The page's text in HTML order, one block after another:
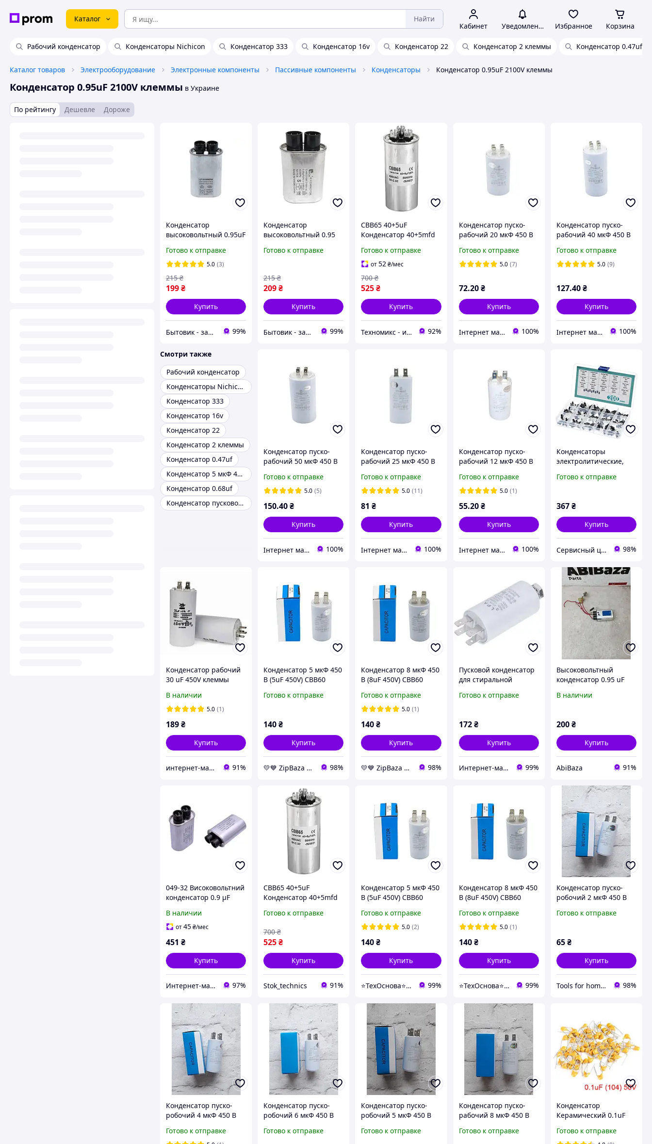
Каталог Найти
Кабинет Уведомления Избранное Корзина
Рабочий конденсатор Конденсаторы Nichicon Конденсатор 333 Конденсатор 16v Конденсатор 22 Конденсатор 2 клеммы Конденсатор 0.47uf
Каталог товаров Электрооборудование Электронные компоненты Пассивные компоненты Конденсаторы Конденсатор 0.95uF 2100V клеммы
Конденсатор 0.95uF 2100V клеммы в Украине
По рейтингу Дешевле Дороже
Конденсатор
высоковольтный 0.95uF
СВЧ печи
Готово к отправке
5.0 (3)
199₴
215 ₴
Купить
Бытовик - запчасти для бытовой техники 99%
Конденсатор
высоковольтный 0.95
для СВЧ печи
Готово к отправке
209₴
215 ₴
Купить
Бытовик - запчасти для бытовой техники 99%
CBB65 40+5uF
Конденсатор 40+5mfd
корпус с 3 клеммами
Готово к отправке
от52₴/мес
525₴
700 ₴
Купить
Техномикс - интернет - магазин качественной техники, электроники и других товаров для дома и работы 92%
Конденсатор пуско-
рабочий 20 мкФ 450 В
клеммами (ТМ Piranil)
Готово к отправке
5.0 (7)
72.20 ₴
Купить
Інтернет магазин "PIRANIL" 100%
Конденсатор пуско-
рабочий 40 мкФ 450 В
клеммами (ТМ Piranil)
Готово к отправке
5.0 (9)
127.40₴
Купить
Інтернет магазин "PIRANIL" 100%
Смотри также
Рабочий конденсатор
Конденсаторы Nichicon
Конденсатор 333
Конденсатор 16v
Конденсатор 22
Конденсатор 2 клеммы
Конденсатор 0.47uf
Конденсатор 5 мкФ 450 V с клеммами
Конденсатор 0.68uf
Конденсатор пусковой 25 мкф клеммы
Конденсатор пуско-
рабочий 50 мкФ 450 В
клеммами (ТМ Piranil)
Готово к отправке
5.0 (5)
150.40₴
Купить
Інтернет магазин "PIRANIL" 100%
Конденсатор пуско-
рабочий 25 мкФ 450 В
клеммами (ТМ Piranil)
Готово к отправке
5.0 (11)
81 ₴
Купить
Інтернет магазин "PIRANIL" 100%
Конденсатор пуско-
рабочий 12 мкФ 450 В
клеммами (ТМ Piranil)
Готово к отправке
5.0 (1)
55.20 ₴
Купить
Інтернет магазин "PIRANIL" 100%
Конденсаторы
электролитические,
значений 0.1 1000uF,
Готово к отправке
367₴
Купить
Сервисный центр Экран 98%
Конденсатор рабочий
30 uF 450V клеммы
В наличии
5.0 (1)
189₴
Купить
интернет-магазин «MK» 91%
Конденсатор 5 мкФ 450
В (5uF 450V) CBB60
клеммами (Piranil) -
Готово к отправке
140₴
Купить
💛💙️ ZipBaza 💛💙️ запчасти для бытовой техники 98%
Конденсатор 8 мкФ 450
В (8uF 450V) CBB60
клеммами (Piranil) -
конденсаторы
Готово к отправке
5.0 (1)
140₴
Купить
💛💙️ ZipBaza 💛💙️ запчасти для бытовой техники 98%
Пусковой конденсатор
для стиральной
CBB60 34x70mm (4
Готово к отправке
172 ₴
Купить
Интернет-магазин «Dragon Parts» 99%
Высоковольтный
конденсатор 0.95 uF
В наличии
200₴
Купить
AbiBaza 91%
049-32 Високовольтний
конденсатор 0.9 µF
В наличии
от45₴/мес
451 ₴
Купить
Интернет-магазин "Myspares" 97%
CBB65 40+5uF
Конденсатор 40+5mfd
корпус с 3 клеммами
Готово к отправке
525₴
700 ₴
Купить
Stok_technics 91%
Конденсатор 5 мкФ 450
В (5uF 450V) CBB60
клеммами (Piranil)
Готово к отправке
5.0 (2)
140₴
Купить
⭐️ТехОснова⭐️ - оригинальные запчасти в технику для дома 99%
Конденсатор 8 мкФ 450
В (8uF 450V) CBB60
клеммами (Piranil)
Готово к отправке
5.0 (1)
140 ₴
Купить
⭐️ТехОснова⭐️ - оригинальные запчасти в технику для дома 99%
Конденсатор пуско-
робочий 2 мкФ 450 В
клемами (ТМ Piranil)
Готово к отправке
65₴
Купить
Tools for home -Інструменти для дому 98%
Конденсатор пуско-
робочий 4 мкФ 450 В
клемами (ТМ Piranil)
Готово к отправке
Конденсатор пуско-
робочий 6 мкФ 450 В
клемами (ТМ Piranil)
Готово к отправке
Конденсатор пуско-
робочий 5 мкФ 450 В
клемами (ТМ Piranil)
Готово к отправке
Конденсатор пуско-
рабочий 8 мкФ 450 В
клеммами (ТМ Piranil)
Готово к отправке
Конденсатор
Керамический 0.1uF
Готово к отправке